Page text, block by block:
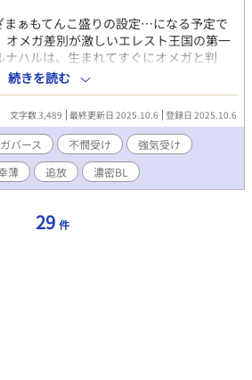
まぁもてんこ盛りの設定…になる予定で
オメガ差別が激しいエレスト王国の第一
ハルは、生まれてすぐにオメガと判
ら追放されてしまう。 その後、山岳地帯
妻によって育てられ、王位は剥奪され
頭脳で領地を立て直し、アラル家で悠々
…、18歳の誕生日会で、エレストよりも
ギ王国へ嫁げと王命を言い渡される。
ルラウギ王国へ向かうと、アルナハル
の限りをつくされたオメガの夫だっ
受けΩ（王族×王族）のBL小説です。
R指定のお話しには※をつけています。
続きを読む
文字数 3,489 最終更新日 2025.10.6 登録日 2025.10.6
バース 不憫受け
強気受け
薄 追放 濃密BL
29 件